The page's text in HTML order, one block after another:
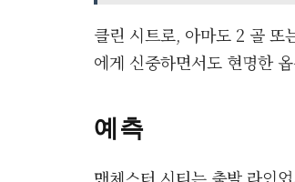
클린 시트로, 아마도 2 골 또
에게 신중하면서도 현명한
예측
맨체스터 시티는 출발 라인